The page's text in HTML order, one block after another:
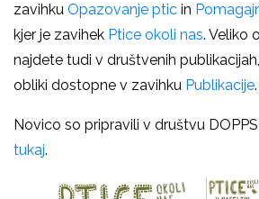
zavihku Opazovanje ptic in
kjer je zavihek Ptice okoli nas. Veliko
najdete tudi v društvenih
obliki dostopne v zavihku Publikacije.
Novico so pripravili v društvu
tukaj.